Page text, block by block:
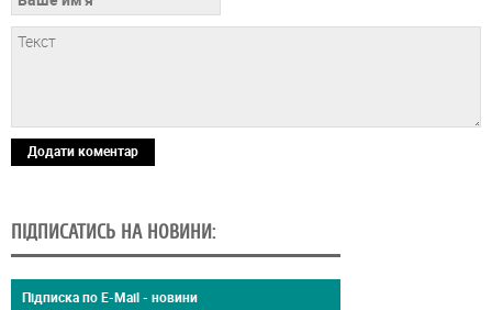
Додати коментар
ПІДПИСАТИСЬ НА НОВИНИ:
Підписка по E-Mail - новини